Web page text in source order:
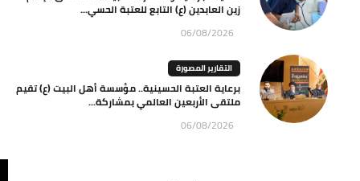
زين العابدين (ع) التابع للعتبة الحسي...
06/08/2026
التقارير المصورة
برعاية العتبة الحسينية.. مؤسسة أهل البيت (ع) تقيم
ملتقى الأربعين العالمي بمشاركة...
06/08/2026